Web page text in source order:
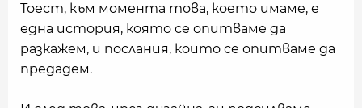
Тоест, към момента това, което имаме, е
една история, която се опитваме да
разкажем, и послания, които се опитваме да
предадем.